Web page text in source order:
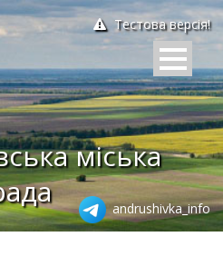
Тестова версія!
міська
andrushivka_info